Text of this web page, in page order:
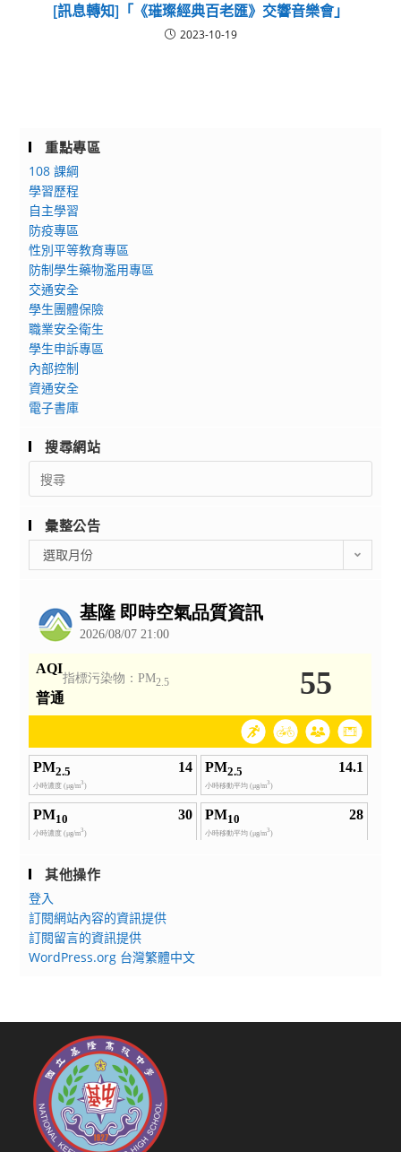
[訊息轉知]「《璀璨經典百老匯》交響音樂會」
2023-10-19
重點專區
108 課綱
學習歷程
自主學習
防疫專區
性別平等教育專區
防制學生藥物濫用專區
交通安全
學生團體保險
職業安全衛生
學生申訴專區
內部控制
資通安全
電子書庫
搜尋網站
Search
for:
彙整公告
整
選取月份
其他操作
登入
訂閱網站內容的資訊提供
訂閱留言的資訊提供
WordPress.org 台灣繁體中文